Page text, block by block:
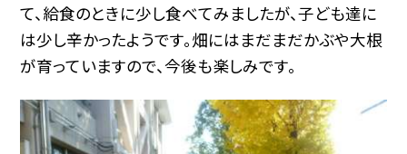
て、給食のときに少し食べてみましたが、子ども達に
は少し辛かったようです。畑にはまだまだかぶや大根
が育っていますので、今後も楽しみです。